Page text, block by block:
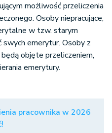
możliwość przeliczenia
Osoby niepracujące,
w tzw. starym
emerytur. Osoby z
objęte przeliczeniem,
emerytury.
pracownika w 2026